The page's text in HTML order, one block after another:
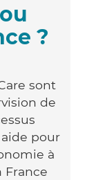
?
sont
de
pour
à
France